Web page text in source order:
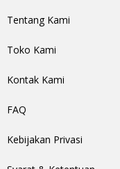
Tentang Kami
Toko Kami
Kontak Kami
FAQ
Kebijakan Privasi